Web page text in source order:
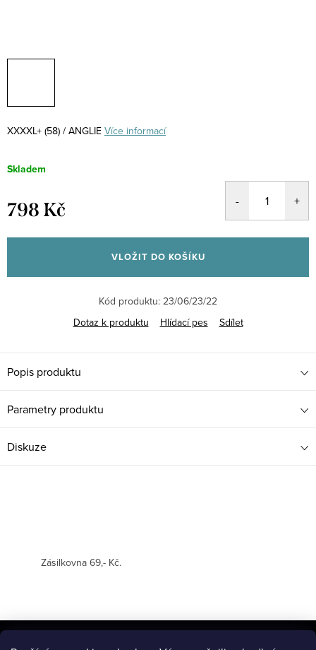
XXXXL+ (58) / ANGLIE Více informací
Skladem
798 Kč
cena:
VLOŽIT DO KOŠÍKU
Kód produktu: 23/06/23/22
Dotaz k produktu
Hlídací pes Sdílet
Popis produktu
Parametry produktu
Diskuze
Zásilkovna 69,- Kč.
Z